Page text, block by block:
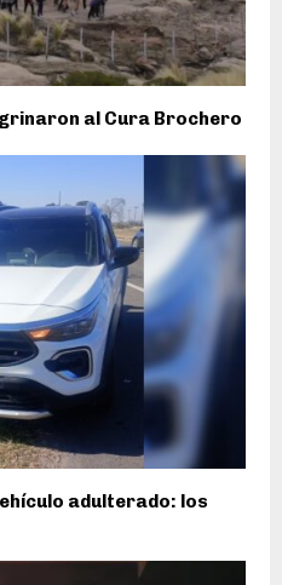
al Cura Brochero
adulterado: los